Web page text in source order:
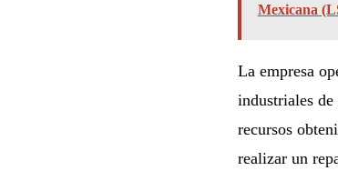
Mexicana
La empresa
industriales
recursos
realizar un